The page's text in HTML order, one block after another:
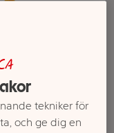
tekniker för
och ge dig en